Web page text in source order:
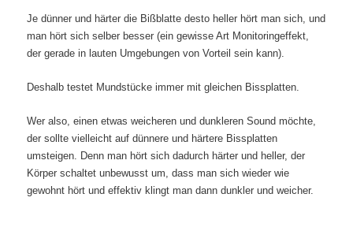
Je dünner und härter die Bißblatte desto heller hört man sich, und
man hört sich selber besser (ein gewisse Art Monitoringeffekt,
der gerade in lauten Umgebungen von Vorteil sein kann).
Deshalb testet Mundstücke immer mit gleichen Bissplatten.
Wer also, einen etwas weicheren und dunkleren Sound möchte,
der sollte vielleicht auf dünnere und härtere Bissplatten
umsteigen. Denn man hört sich dadurch härter und heller, der
Körper schaltet unbewusst um, dass man sich wieder wie
gewohnt hört und effektiv klingt man dann dunkler und weicher.